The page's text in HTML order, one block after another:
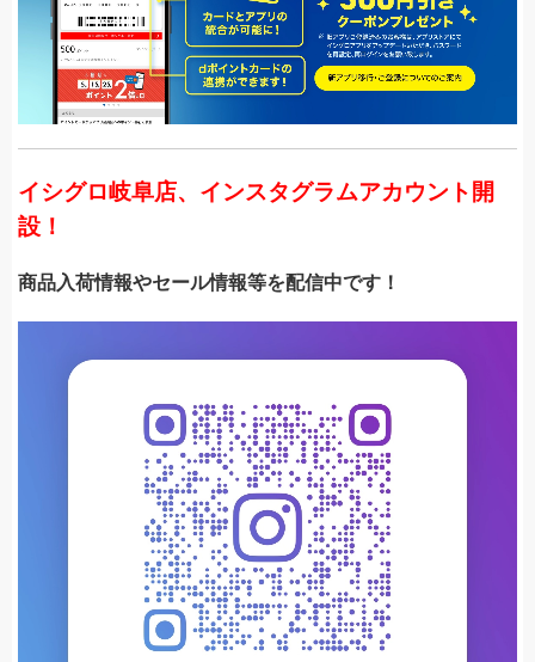
イシグロ岐阜店、インスタグラムアカウント開
設！
商品入荷情報やセール情報等を配信中です！